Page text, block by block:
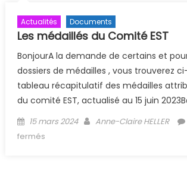
Actualités Documents
Les médaillés du Comité EST
BonjourA la demande de certains et
dossiers de médailles , vous trouverez
tableau récapitulatif des médailles
du comité EST, actualisé au 15 juin
Posted on
15 mars 2024 Author
Anne-Claire HELLER
fermés